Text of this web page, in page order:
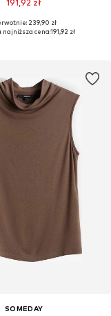
191,92 zł
rozmiary: S, M, L, XL
239,90 zł
cena:191,92 zł
SOMEDAY